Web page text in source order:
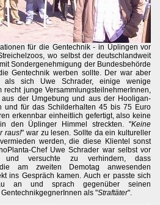
für die Gentechnik - in Üplingen vor
wo selbst der deutschlandweit
Sondergenehmigung der Bundesbehörde
Gentechnik werben sollte. Der war aber
sich Uwe Schrader, einige wenige
recht junge VersammlungsteilnehmerInnen,
der Umgebung und aus der Hooligan-
und für das Schilderhalten 45 bis 75 Euro
erkennbar einheitlich gefertigt, also keine
den Üplinger Himmel streckten. "Keine
raus!" war zu lesen. Sollte da ein kultureller
werden, die diese Klientel sonst
Chef Uwe Schrader war selbst vor
versuchte zu verhindern, dass
am zweiten Demotag anwesenden
ins Gespräch kamen. Auch er passte sich
an und sprach gegenüber seinen
als "Straftäter".